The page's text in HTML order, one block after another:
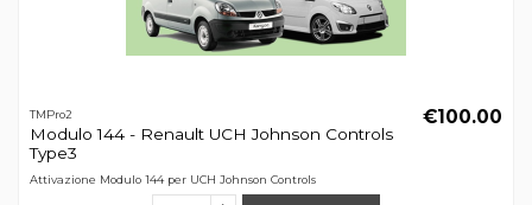
TMPro2
Modulo 144 - Renault UCH Johnson Controls
Type3
€100.00
Attivazione Modulo 144 per UCH Johnson Controls